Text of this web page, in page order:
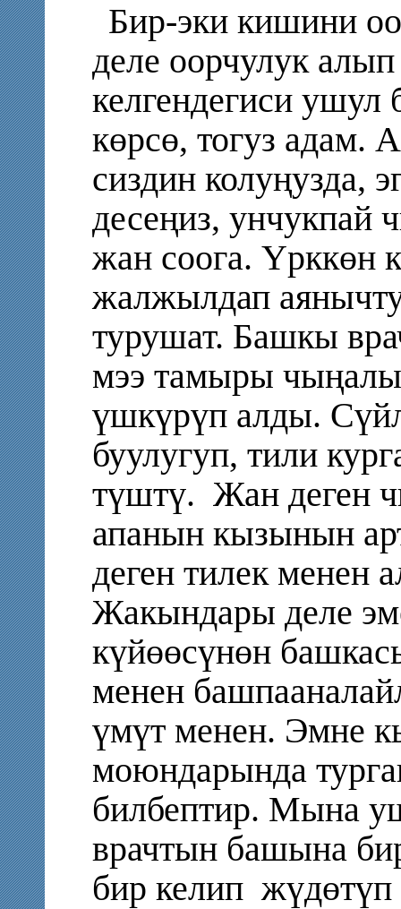
Бир-эки кишини
деле оорчулук
келгендегиси
көрсө, тогуз адам.
сиздин колуңузда,
десеңиз, унчукпай
жан соога. Үрккөн
жалжылдап
турушат. Башкы
мээ тамыры
үшкүрүп алды.
буулугуп, тили
түштү. Жан деген
апанын кызынын
деген тилек менен
Жакындары деле
күйөөсүнөн
менен
үмүт менен. Эмне
моюндарында
билбептир. Мына
врачтын башына
бир келип жүдөтүп